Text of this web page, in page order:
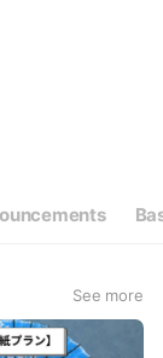
See more